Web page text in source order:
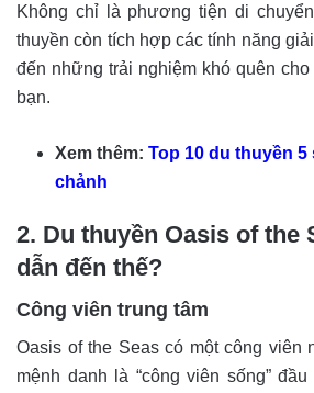
Không chỉ là phương tiện di
thuyền còn tích hợp các tính năng
đến những trải nghiệm khó quên
bạn.
Xem thêm: Top 10 du thuyền
chảnh
2. Du thuyền Oasis of the
dẫn đến thế?
Công viên trung tâm
Oasis of the Seas có một công
mệnh danh là “công viên sống”